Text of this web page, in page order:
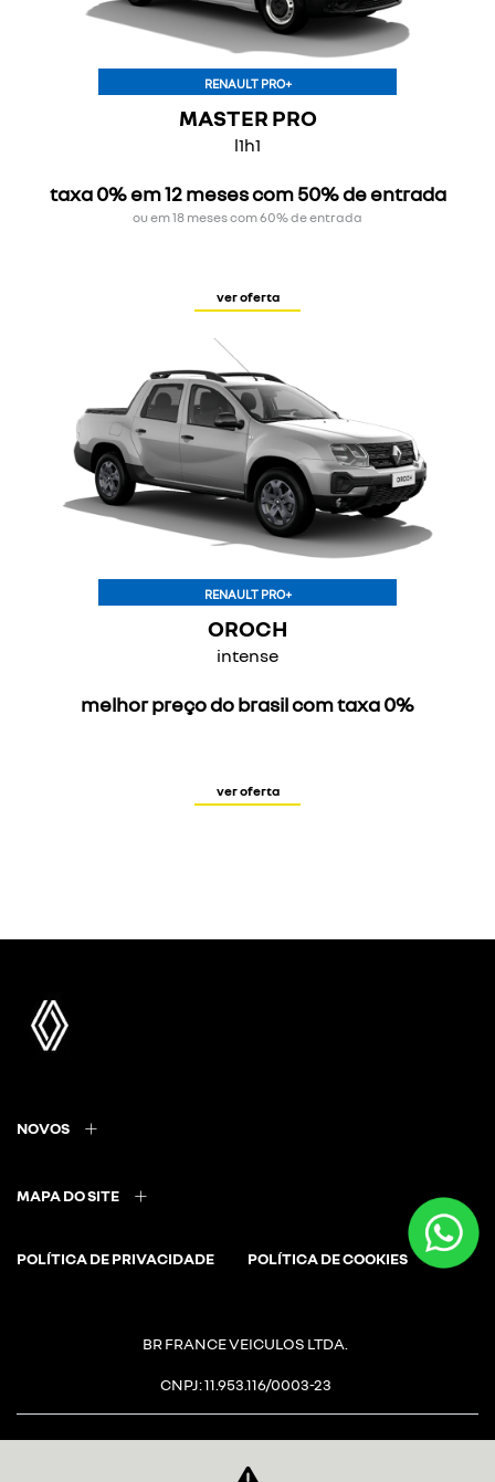
MASTER PRO
l1h1
taxa 0% em 12 meses com 50% de entrada
RENAULT PRO+
ou em 18 meses com 60% de entrada
ver oferta
OROCH
intense
melhor preço do brasil com taxa 0%
RENAULT PRO+
ver oferta
NOVOS
MAPA DO SITE
POLÍTICA DE PRIVACIDADE POLÍTICA DE COOKIES
BR FRANCE VEICULOS LTDA.
CNPJ: 11.953.116/0003-23